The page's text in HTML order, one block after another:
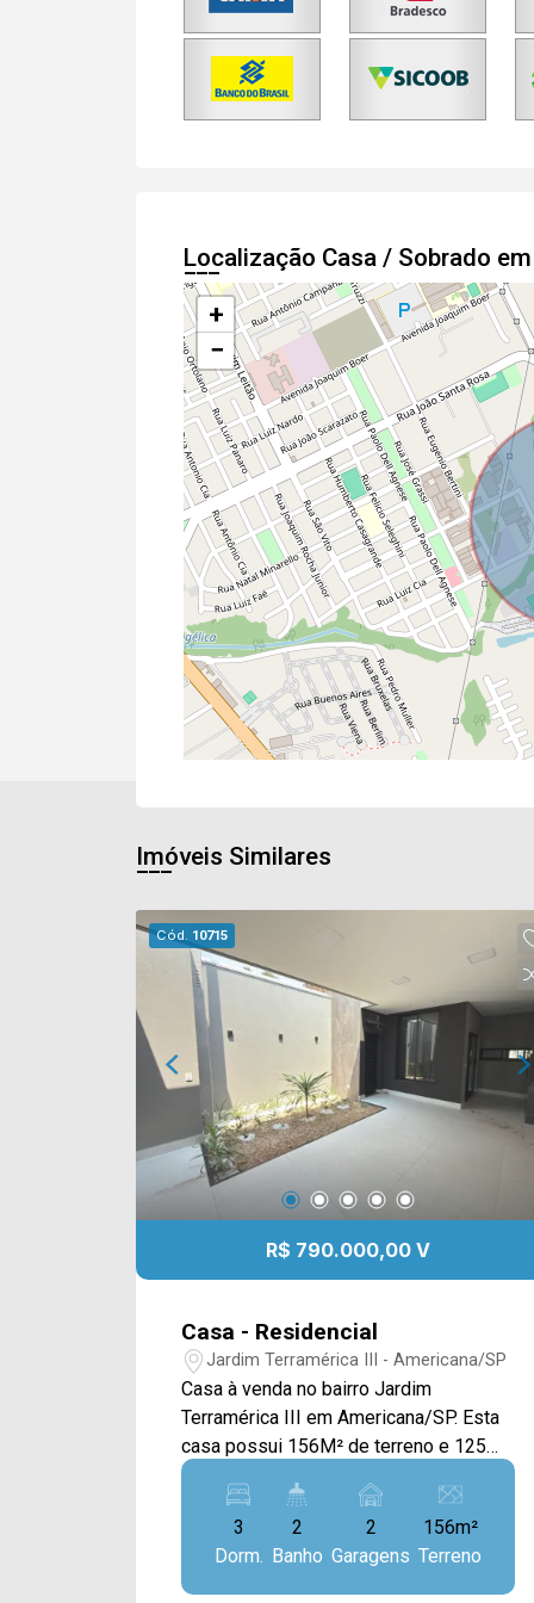
Localização Casa / Sobrado
+
−
Imóveis Similares
Cód. 10715
R$ 790.000,00 V
Casa - Residencial
Jardim Terramérica III - Americana/SP
Casa à venda no bairro Jardim
Terramérica III em Americana/SP. Esta
casa possui 156M² de terreno e 125M²
de construção, sendo distribuídos em
sala de estar e de jantar com pé direito
de 4M, e integradas com a cozinha com
bancada, espaço gourmet com
churrasqueira e área de serviço externa.
3
Dorm.
2
Banho
2
Garagens
156m²
Terreno